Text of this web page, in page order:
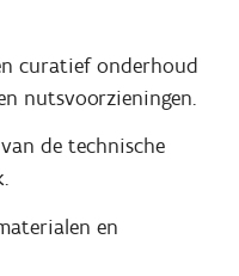
curatief onderhoud
nutsvoorzieningen.
de technische
en